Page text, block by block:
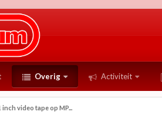
Overig Activiteit
inch video tape op MP...